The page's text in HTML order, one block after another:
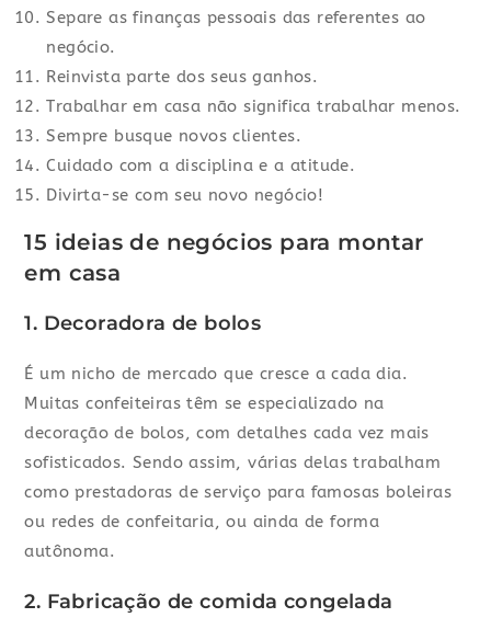
Separe as finanças pessoais das referentes ao
negócio.
Reinvista parte dos seus ganhos.
Trabalhar em casa não significa trabalhar menos.
Sempre busque novos clientes.
Cuidado com a disciplina e a atitude.
Divirta-se com seu novo negócio!
15 ideias de negócios para montar
em casa
1. Decoradora de bolos
É um nicho de mercado que cresce a cada dia.
Muitas confeiteiras têm se especializado na
decoração de bolos, com detalhes cada vez mais
sofisticados. Sendo assim, várias delas trabalham
como prestadoras de serviço para famosas boleiras
ou redes de confeitaria, ou ainda de forma
autônoma.
2. Fabricação de comida congelada